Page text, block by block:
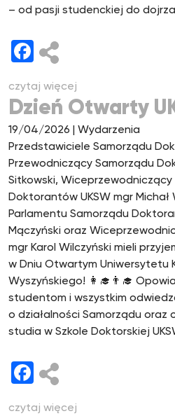
– od pasji studenckiej do
Facebook
czytaj więcej
Dzień Otwarty
19/04/2026 | Wydarzenia
Przedstawiciele Samorządu
Przewodniczący Samorządu
Sitkowski, Wiceprzewodniczący
Doktorantów UKSW mgr
Parlamentu Samorządu
Mączyński oraz
mgr Karol Wilczyński mieli
w Dniu Otwartym Uniwersytetu
Wyszyńskiego! 👩‍🎓👨‍🎓
studentom i wszystkim
o działalności Samorządu oraz
studia w Szkole Doktorskiej
Facebook
czytaj więcej